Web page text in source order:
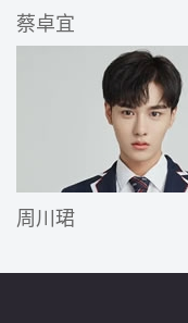
蔡卓宜
周川珺